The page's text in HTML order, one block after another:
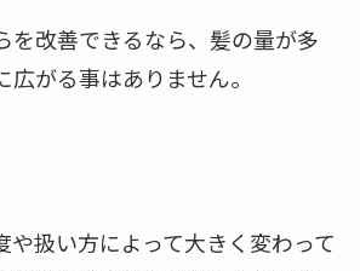
を改善できるなら、髪の量が多
がる事はありません。
や扱い方によって大きく変わって